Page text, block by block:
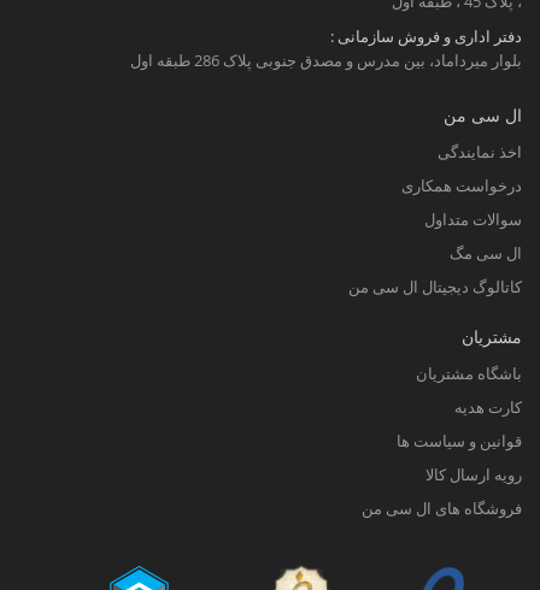
دفتر اداری و فروش سازمانی :
بلوار میرداماد، بین مدرس و مصدق جنوبی پلاک 286 طبقه اول
ال سی من
اخذ نمایندگی
درخواست همکاری
سوالات متداول
ال سی مگ
کاتالوگ دیجیتال ال سی من
مشتریان
باشگاه مشتریان
کارت هدیه
قوانین و سیاست ها
رویه ارسال کالا
فروشگاه های ال سی من